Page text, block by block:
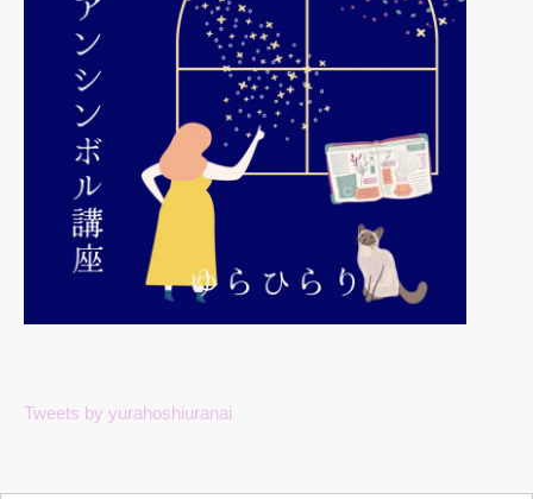
Tweets by yurahoshiuranai